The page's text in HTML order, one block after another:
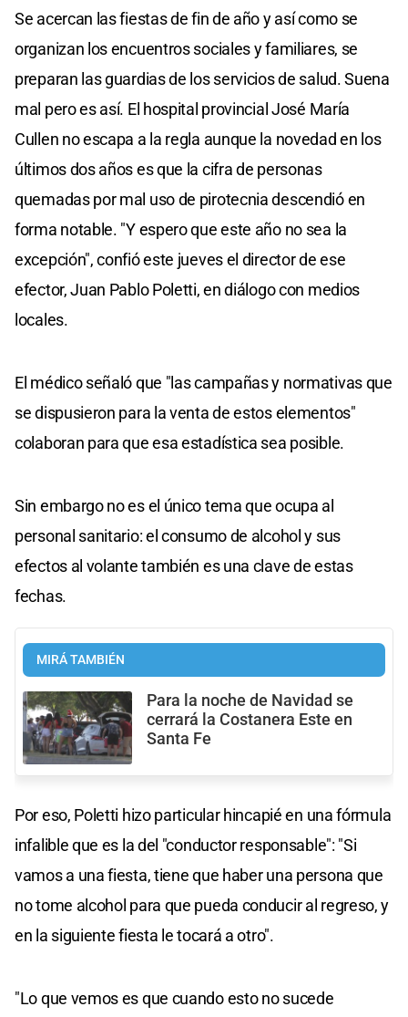
Se acercan las fiestas de fin de año y así como se
organizan los encuentros sociales y familiares, se
preparan las guardias de los servicios de salud. Suena
mal pero es así. El hospital provincial José María
Cullen no escapa a la regla aunque la novedad en los
últimos dos años es que la cifra de personas
quemadas por mal uso de pirotecnia descendió en
forma notable. "Y espero que este año no sea la
excepción", confió este jueves el director de ese
efector, Juan Pablo Poletti, en diálogo con medios
locales.
El médico señaló que "las campañas y normativas que
se dispusieron para la venta de estos elementos"
colaboran para que esa estadística sea posible.
Sin embargo no es el único tema que ocupa al
personal sanitario: el consumo de alcohol y sus
efectos al volante también es una clave de estas
fechas.
MIRÁ TAMBIÉN
Para la noche de Navidad se
cerrará la Costanera Este en
Santa Fe
Por eso, Poletti hizo particular hincapié en una fórmula
infalible que es la del "conductor responsable": "Si
vamos a una fiesta, tiene que haber una persona que
no tome alcohol para que pueda conducir al regreso, y
en la siguiente fiesta le tocará a otro".
"Lo que vemos es que cuando esto no sucede